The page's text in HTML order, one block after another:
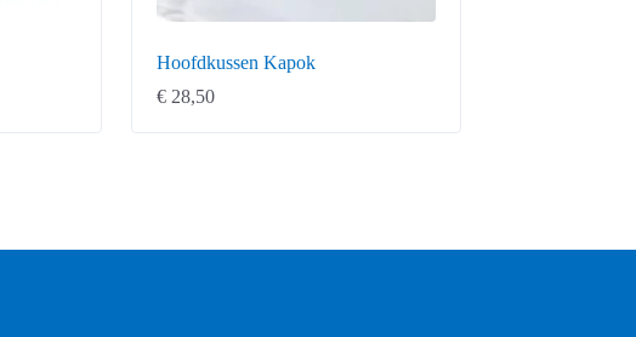
Hoofdkussen Kapok
€ 28,50